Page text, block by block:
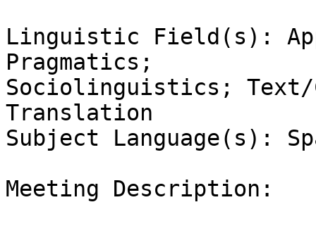
Linguistic Field(s):
Pragmatics;
Sociolinguistics;
Translation
Subject Language(s):
Meeting Description: